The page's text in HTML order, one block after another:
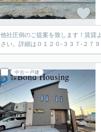
他社圧倒のご提案を致します！賃貸
さい。詳細は０１２０-３３７-２７
中古一戸建